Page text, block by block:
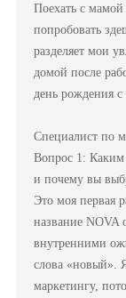
Поехать с
попробовать
разделяет мои
домой после
день рождения
Специалист по
Вопрос 1: Каким
и почему вы
Это моя первая
название NOVA
внутренними
слова «новый».
маркетингу,